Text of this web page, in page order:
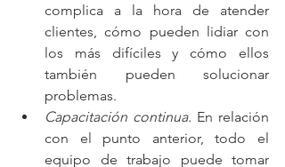
complica a la hora de atender
clientes, cómo pueden lidiar con
los más difíciles y cómo ellos
también pueden solucionar
problemas.
Capacitación continua. En relación
con el punto anterior, todo el
equipo de trabajo puede tomar